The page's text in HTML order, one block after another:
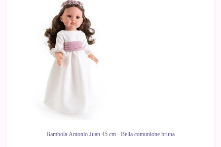
Bambola Antonio Juan 45 cm - Bella comunione bruna